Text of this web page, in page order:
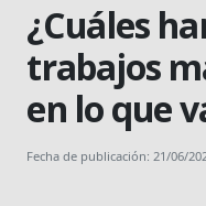
¿Cuáles
trabajos
en lo que
Fecha de publicación: 21/06/